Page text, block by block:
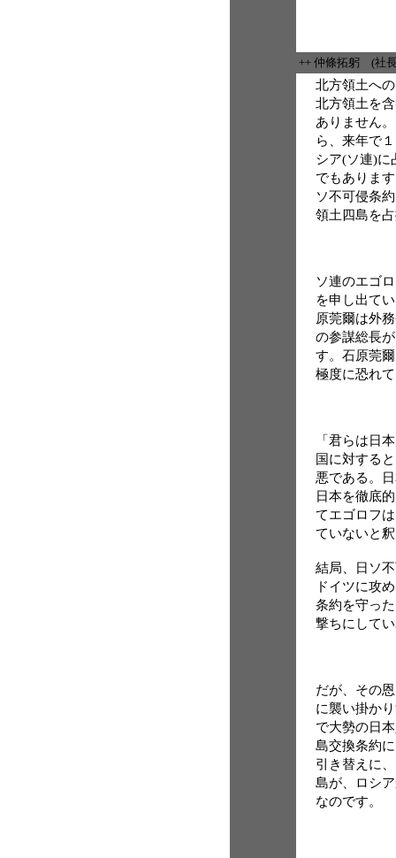
++ 仲條拓躬 (社
北方領土へ
北方領土を
ありません
ら、来年で
シア(ソ連)に
でもありま
ソ不可侵条
領土四島を
ソ連のエゴ
を申し出て
原莞爾は外
の参謀総長
す。石原莞
極度に恐れ
「君らは日
国に対する
悪である。
日本を徹底
てエゴロフ
ていないと
結局、日ソ
ドイツに攻
条約を守っ
撃ちにして
だが、その
に襲い掛か
で大勢の日
島交換条約
引き替えに
島が、ロシ
なのです。